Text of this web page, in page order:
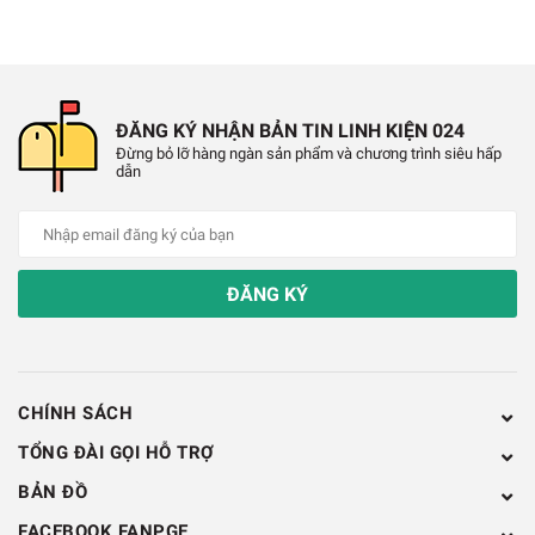
✔️ Dùng trong DIY, làm mô hình, thủ công mỹ
nghệ.
Hình Ảnh Dao Rọc Giấy Linbon
LB005A
ĐĂNG KÝ NHẬN BẢN TIN LINH KIỆN 024
Đừng bỏ lỡ hàng ngàn sản phẩm và chương trình siêu hấp
dẫn
ĐĂNG KÝ
CHÍNH SÁCH
TỔNG ĐÀI GỌI HỖ TRỢ
BẢN ĐỒ